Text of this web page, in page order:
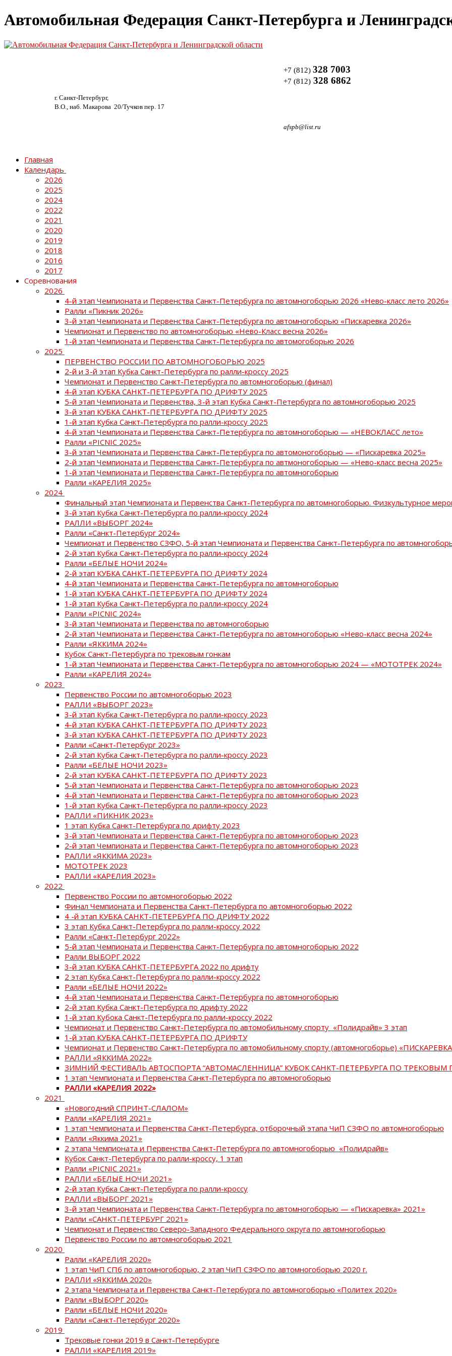
Автомобильная Федерация Санкт-Петербурга и
г. Санкт-Петербург,
В.О., наб. Макарова 20/Тучков пер. 17
+7 (812) 328 7003
+7 (812) 328 6862
afspb@list.ru
Главная
Календарь
2026
2025
2024
2022
2021
2020
2019
2018
2016
2017
Соревнования
2026
4-й этап Чемпионата и Первенства Санкт-Петербурга по автомногоборью 2026 «Нево-класс лето 2026»
Ралли «Пикник 2026»
3-й этап Чемпионата и Первенства Санкт-Петербурга по автомногоборью «Пискаревка 2026»
Чемпионат и Первенство по автомногоборью «Нево-Класс весна 2026»
1-й этап Чемпионата и Первенства Санкт-Петербурга по автомогоборью 2026
2025
ПЕРВЕНСТВО РОССИИ ПО АВТОМНОГОБОРЬЮ 2025
2-й и 3-й этап Кубка Санкт-Петербурга по ралли-кроссу 2025
Чемпионат и Первенство Санкт-Петербурга по автомногоборью (финал)
4-й этап КУБКА САНКТ-ПЕТЕРБУРГА ПО ДРИФТУ 2025
5-й этап Чемпионата и Первенства, 3-й этап Кубка Санкт-Петербурга по автомногоборью 2025
3-й этап КУБКА САНКТ-ПЕТЕРБУРГА ПО ДРИФТУ 2025
1-й этап Кубка Санкт-Петербурга по ралли-кроссу 2025
4-й этап Чемпионата и Первенства Санкт-Петербурга по автомногоборью — «НЕВОКЛАСС лето»
Ралли «PICNIC 2025»
3-й этап Чемпионата и Первенства Санкт-Петербурга по автомоногоборью — «Пискаревка 2025»
2-й этап Чемпионата и Первенства Санкт-Петербурга по автмоногоборью — «Нево-класс весна 2025»
1-й этап Чемпионата и Первенства Санкт-Петербурга по автомногоборью
Ралли «КАРЕЛИЯ 2025»
2024
Финальный этап Чемпионата и Первенства Санкт-Петербурга по автомногоборью. Физкультурное
3-й этап Кубка Санкт-Петербурга по ралли-кроссу 2024
РАЛЛИ «ВЫБОРГ 2024»
Ралли «Санкт-Петербург 2024»
Чемпионат и Первенство СЗФО, 5-й этап Чемпионата и Первенства Санкт-Петербурга по
2-й этап Кубка Санкт-Петербурга по ралли-кроссу 2024
Ралли «БЕЛЫЕ НОЧИ 2024»
2-й этап КУБКА САНКТ-ПЕТЕРБУРГА ПО ДРИФТУ 2024
4-й этап Чемпионата и Первенства Санкт-Петербурга по автомногоборью
1-й этап КУБКА САНКТ-ПЕТЕРБУРГА ПО ДРИФТУ 2024
1-й этап Кубка Санкт-Петербурга по ралли-кроссу 2024
Ралли «PICNIC 2024»
3-й этап Чемпионата и Первенства по автомногоборью
2-й этап Чемпионата и Первенства Санкт-Петербурга по автомногоборью «Нево-класс весна 2024»
Ралли «ЯККИМА 2024»
Кубок Санкт-Петербурга по трековым гонкам
1-й этап Чемпионата и Первенства Санкт-Петербурга по автомногоборью 2024 — «МОТОТРЕК 2024»
Ралли «КАРЕЛИЯ 2024»
2023
Первенство России по автомногоборью 2023
РАЛЛИ «ВЫБОРГ 2023»
3-й этап Кубка Санкт-Петербурга по ралли-кроссу 2023
4-й этап КУБКА САНКТ-ПЕТЕРБУРГА ПО ДРИФТУ 2023
3-й этап КУБКА САНКТ-ПЕТЕРБУРГА ПО ДРИФТУ 2023
Ралли «Санкт-Петербург 2023»
2-й этап Кубка Санкт-Петербурга по ралли-кроссу 2023
Ралли «БЕЛЫЕ НОЧИ 2023»
2-й этап КУБКА САНКТ-ПЕТЕРБУРГА ПО ДРИФТУ 2023
5-й этап Чемпионата и Первенства Санкт-Петербурга по автомногоборью 2023
4-й этап Чемпионата и Первенства Санкт-Петербурга по автомногоборью 2023
1-й этап Кубка Санкт-Петербурга по ралли-кроссу 2023
РАЛЛИ «ПИКНИК 2023»
1 этап Кубка Санкт-Петербурга по дрифту 2023
3-й этап Чемпионата и Первенства Санкт-Петербурга по автомногоборью 2023
2-й этап Чемпионата и Первенства Санкт-Петербурга по автомногоборью 2023
РАЛЛИ «ЯККИМА 2023»
МОТОТРЕК 2023
РАЛЛИ «КАРЕЛИЯ 2023»
2022
Первенство России по автомногоборью 2022
Финал Чемпионата и Первенства Санкт-Петербурга по автомногоборью 2022
4 -й этап КУБКА САНКТ-ПЕТЕРБУРГА ПО ДРИФТУ 2022
3 этап Кубка Санкт-Петербурга по ралли-кроссу 2022
Ралли «Санкт-Петербург 2022»
5-й этап Чемпионата и Первенства Санкт-Петербурга по автомногоборью 2022
Ралли ВЫБОРГ 2022
3-й этап КУБКА САНКТ-ПЕТЕРБУРГА 2022 по дрифту
2 этап Кубка Санкт-Петербурга по ралли-кроссу 2022
Ралли «БЕЛЫЕ НОЧИ 2022»
4-й этап Чемпионата и Первенства Санкт-Петербурга по автомногоборью
2-й этап Кубка Санкт-Петербурга по дрифту 2022
1-й этап Кубока Санкт-Петербурга по ралли-кроссу 2022
Чемпионат и Первенство Санкт-Петербурга по автомобильному спорту «Полидрайв» 3 этап
1-й этап КУБКА САНКТ-ПЕТЕРБУРГА ПО ДРИФТУ
Чемпионат и Первенство Санкт-Петербурга по автомобильному спорту (автомногоборье)
РАЛЛИ «ЯККИМА 2022»
ЗИМНИЙ ФЕСТИВАЛЬ АВТОСПОРТА “АВТОМАСЛЕННИЦА” КУБОК САНКТ-ПЕТЕРБУРГА ПО ТРЕКОВЫМ
1 этап Чемпионата и Первенства Санкт-Петербурга по автомногоборью
РАЛЛИ «КАРЕЛИЯ 2022»
2021
«Новогодний СПРИНТ-СЛАЛОМ»
Ралли «КАРЕЛИЯ 2021»
1 этап Чемпионата и Первенства Санкт-Петербурга, отборочный этапа ЧиП СЗФО по автомногоборью
Ралли «Яккима 2021»
2 этапа Чемпионата и Первенства Санкт-Петербурга по автомногоборью «Полидрайв»
Кубок Санкт-Петербурга по ралли-кроссу, 1 этап
Ралли «PICNIC 2021»
РАЛЛИ «БЕЛЫЕ НОЧИ 2021»
2-й этап Кубка Санкт-Петербурга по ралли-кроссу
РАЛЛИ «ВЫБОРГ 2021»
3-й этап Чемпионата и Первенства Санкт-Петербурга по автомногоборью — «Пискаревка» 2021»
Ралли «САНКТ-ПЕТЕРБУРГ 2021»
Чемпионат и Первенство Северо-Западного Федерального округа по автомногоборью
Первенство России по автомногоборью 2021
2020
Ралли «КАРЕЛИЯ 2020»
1 этап ЧиП СПб по автомногоборью, 2 этап ЧиП СЗФО по автомногоборью 2020 г.
РАЛЛИ «ЯККИМА 2020»
2 этапа Чемпионата и Первенства Санкт-Петербурга по автомногоборью «Политех 2020»
Ралли «ВЫБОРГ 2020»
Ралли «БЕЛЫЕ НОЧИ 2020»
Ралли «Санкт-Петербург 2020»
2019
Трековые гонки 2019 в Санкт-Петербурге
РАЛЛИ «КАРЕЛИЯ 2019»